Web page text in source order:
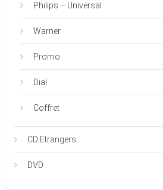
Philips – Universal
Warner
Promo
Dial
Coffret
CD Etrangers
DVD